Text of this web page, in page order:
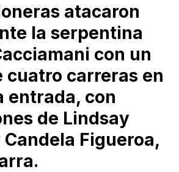
atacaron
la serpentina
con un
cuatro carreras en
entrada, con
de Lindsay
Figueroa,